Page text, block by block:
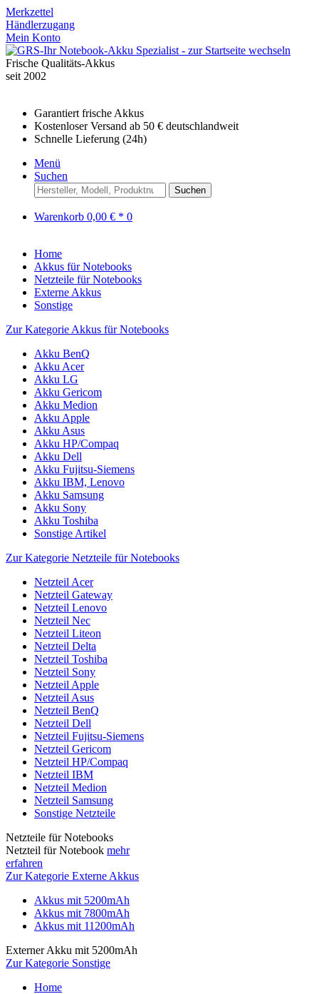
Merkzettel
Händlerzugang
Mein Konto
Frische Qualitäts-Akkus
seit 2002
Garantiert frische Akkus
Kostenloser Versand ab 50 € deutschlandweit
Schnelle Lieferung (24h)
Menü
Suchen
Suchen
Warenkorb 0,00 € * 0
Home
Akkus für Notebooks
Netzteile für Notebooks
Externe Akkus
Sonstige
Zur Kategorie Akkus für Notebooks
Akku BenQ
Akku Acer
Akku LG
Akku Gericom
Akku Medion
Akku Apple
Akku Asus
Akku HP/Compaq
Akku Dell
Akku Fujitsu-Siemens
Akku IBM, Lenovo
Akku Samsung
Akku Sony
Akku Toshiba
Sonstige Artikel
Zur Kategorie Netzteile für Notebooks
Netzteil Acer
Netzteil Gateway
Netzteil Lenovo
Netzteil Nec
Netzteil Liteon
Netzteil Delta
Netzteil Toshiba
Netzteil Sony
Netzteil Apple
Netzteil Asus
Netzteil BenQ
Netzteil Dell
Netzteil Fujitsu-Siemens
Netzteil Gericom
Netzteil HP/Compaq
Netzteil IBM
Netzteil Medion
Netzteil Samsung
Sonstige Netzteile
Netzteile für Notebooks
Netzteil für Notebook mehr
erfahren
Zur Kategorie Externe Akkus
Akkus mit 5200mAh
Akkus mit 7800mAh
Akkus mit 11200mAh
Externer Akku mit 5200mAh
Zur Kategorie Sonstige
Home